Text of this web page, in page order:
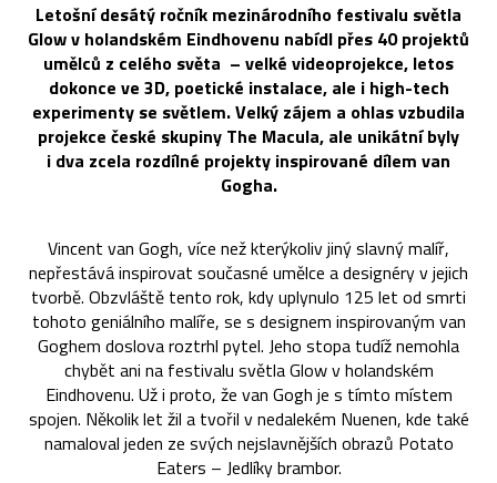
Letošní desátý ročník mezinárodního festivalu světla
Glow v holandském Eindhovenu nabídl přes 40 projektů
umělců z celého světa – velké videoprojekce, letos
dokonce ve 3D, poetické instalace, ale i high-tech
experimenty se světlem. Velký zájem a ohlas vzbudila
projekce české skupiny The Macula, ale unikátní byly
i dva zcela rozdílné projekty inspirované dílem van
Gogha.
Vincent van Gogh, více než kterýkoliv jiný slavný malíř,
nepřestává inspirovat současné umělce a designéry v jejich
tvorbě. Obzvláště tento rok, kdy uplynulo 125 let od smrti
tohoto geniálního malíře, se s designem inspirovaným van
Goghem doslova roztrhl pytel. Jeho stopa tudíž nemohla
chybět ani na festivalu světla Glow v holandském
Eindhovenu. Už i proto, že van Gogh je s tímto místem
spojen. Několik let žil a tvořil v nedalekém Nuenen, kde také
namaloval jeden ze svých nejslavnějších obrazů Potato
Eaters – Jedlíky brambor.